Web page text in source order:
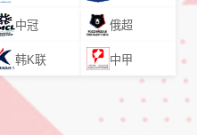
中冠 俄超
韩K联 中甲